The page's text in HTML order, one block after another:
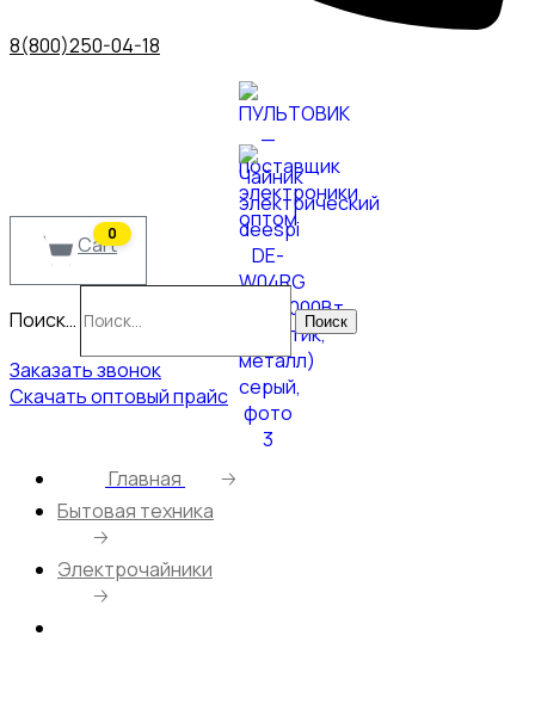
8(800)250-04-18
0
Cart
Поиск… Поиск
Заказать звонок
Скачать оптовый прайс
Главная
🡢
Бытовая техника
🡢
Электрочайники
🡢